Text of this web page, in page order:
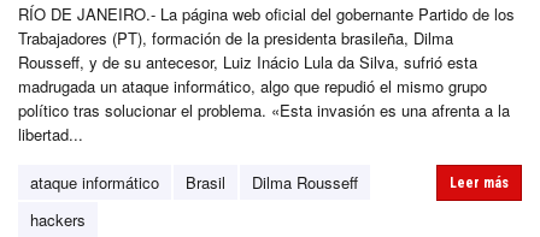
RÍO DE JANEIRO.- La página web oficial del gobernante Partido de los
Trabajadores (PT), formación de la presidenta brasileña, Dilma
Rousseff, y de su antecesor, Luiz Inácio Lula da Silva, sufrió esta
madrugada un ataque informático, algo que repudió el mismo grupo
político tras solucionar el problema. «Esta invasión es una afrenta a la
libertad...
ataque informático Brasil
Dilma Rousseff
hackers
Leer más